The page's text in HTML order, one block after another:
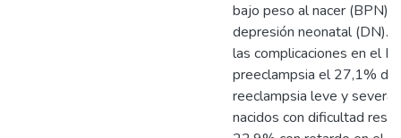
bajo peso al nacer (BPN)
depresión neonatal (DN).
las complicaciones en el
preeclampsia el 27,1% de
reeclampsia leve y severa
nacidos con dificultad